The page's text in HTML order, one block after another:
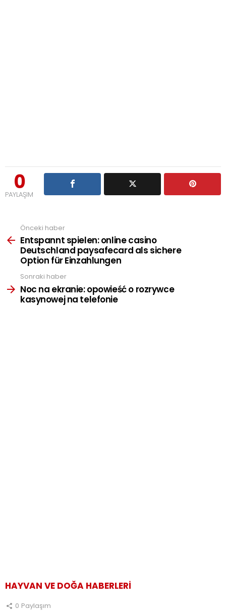
0
PAYLAŞIM
more
Önceki haber
Entspannt spielen: online casino
Deutschland paysafecard als sichere
Option für Einzahlungen
Sonraki haber
Noc na ekranie: opowieść o rozrywce
kasynowej na telefonie
HAYVAN VE DOĞA HABERLERI
0 Paylaşım